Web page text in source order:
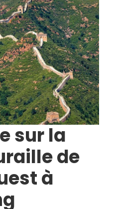
sur la
de
à